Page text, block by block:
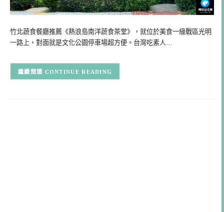
竹北蔬食餐廳推薦《熱浪島南洋蔬食茶堂》，就位於美食一級戰區光明
一路上，對面就是文化公園停車場超方便。台灣吃素人…
CONTINUE READING